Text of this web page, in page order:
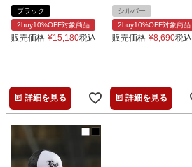
ブラック
2buy10%OFF対象商品
販売価格 ¥15,180税込
詳細を見る
シルバー
2buy10%OFF対象商品
販売価格 ¥8,690税込
詳細を見る